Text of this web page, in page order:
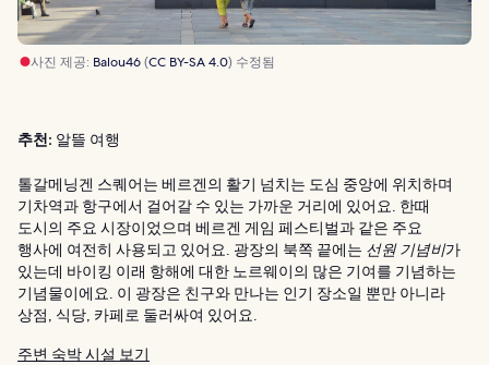
사진 제공: Balou46(CC BY-SA 4.0) 수정됨
추천: 알뜰 여행
톨갈메닝겐 스퀘어는 베르겐의 활기 넘치는 도심 중앙에 위치하며
기차역과 항구에서 걸어갈 수 있는 가까운 거리에 있어요. 한때
도시의 주요 시장이었으며 베르겐 게임 페스티벌과 같은 주요
행사에 여전히 사용되고 있어요. 광장의 북쪽 끝에는 선원 기념비가
있는데 바이킹 이래 항해에 대한 노르웨이의 많은 기여를 기념하는
기념물이에요. 이 광장은 친구와 만나는 인기 장소일 뿐만 아니라
상점, 식당, 카페로 둘러싸여 있어요.
주변 숙박 시설 보기